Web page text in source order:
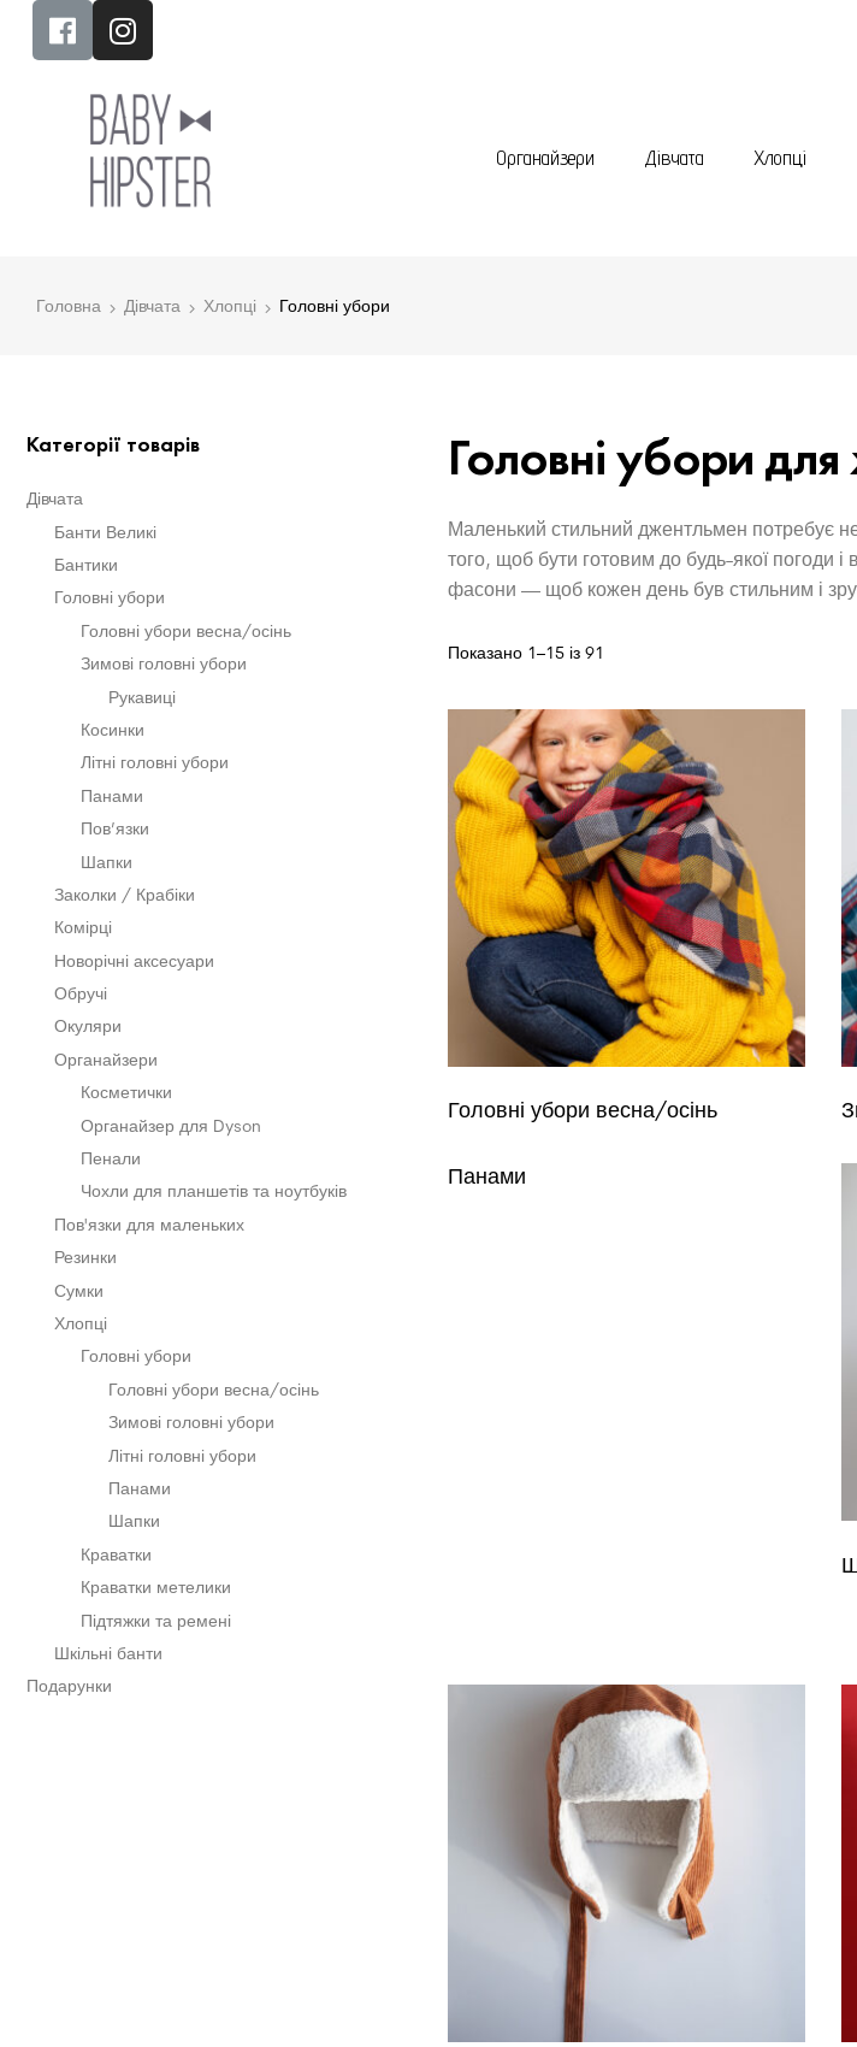
Органайзери Дівчата Хлопці
Головна Дівчата Хлопці Головні убори
Головні убори для
Маленький стильний джентльмен потребує
того, щоб бути готовим до будь-якої погоди
фасони — щоб кожен день був стильним і
Показано 1–15 із 91
Головні убори весна/осінь
Панами
Категорії товарів
Дівчата
Банти Великі
Бантики
Головні убори
Головні убори весна/осінь
Зимові головні убори
Рукавиці
Косинки
Літні головні убори
Панами
Пов’язки
Шапки
Заколки / Крабіки
Комірці
Новорічні аксесуари
Обручі
Окуляри
Органайзери
Косметички
Органайзер для Dyson
Пенали
Чохли для планшетів та ноутбуків
Пов'язки для маленьких
Резинки
Сумки
Хлопці
Головні убори
Головні убори весна/осінь
Зимові головні убори
Літні головні убори
Панами
Шапки
Краватки
Краватки метелики
Підтяжки та ремені
Шкільні банти
Подарунки